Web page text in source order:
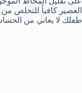
العصير كافياً للتخلص
طفلك لا يعاني من